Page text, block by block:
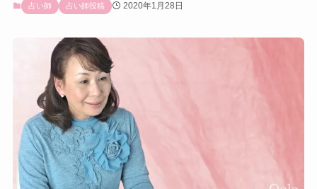
占い師 占い師投稿 2020年1月28日